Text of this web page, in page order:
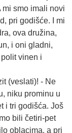
mi smo imali novi
pri godišće. I mi
ova družina,
i oni gladni,
vinen i
(veslati)! - Ne
niku prominu u
i tri godišća. Još
bili četiri-pet
oblacima, a pri